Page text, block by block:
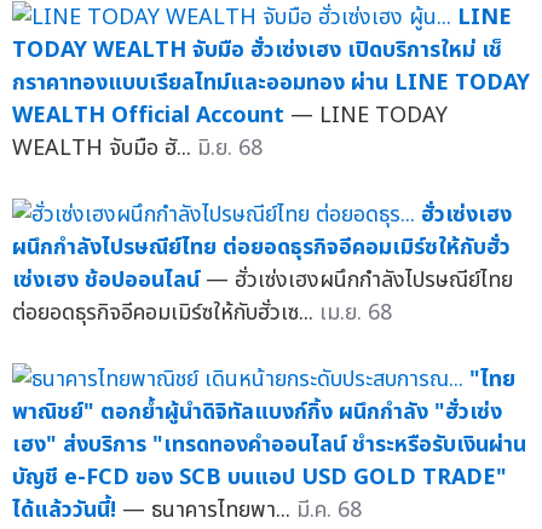
LINE
TODAY WEALTH จับมือ ฮั่วเซ่งเฮง เปิดบริการใหม่ เช็
กราคาทองแบบเรียลไทม์และออมทอง ผ่าน LINE TODAY
WEALTH Official Account — LINE TODAY
WEALTH จับมือ ฮั... มิ.ย. 68
ฮั่วเซ่งเฮง
ผนึกกำลังไปรษณีย์ไทย ต่อยอดธุรกิจอีคอมเมิร์ซให้กับฮั่ว
เซ่งเฮง ช้อปออนไลน์ — ฮั่วเซ่งเฮงผนึกกำลังไปรษณีย์ไทย
ต่อยอดธุรกิจอีคอมเมิร์ซให้กับฮั่วเซ... เม.ย. 68
"ไทย
พาณิชย์" ตอกย้ำผู้นำดิจิทัลแบงก์กิ้ง ผนึกกำลัง "ฮั่วเซ่ง
เฮง" ส่งบริการ "เทรดทองคำออนไลน์ ชำระหรือรับเงินผ่าน
บัญชี e-FCD ของ SCB บนแอป USD GOLD TRADE"
ได้แล้ววันนี้! — ธนาคารไทยพา... มี.ค. 68